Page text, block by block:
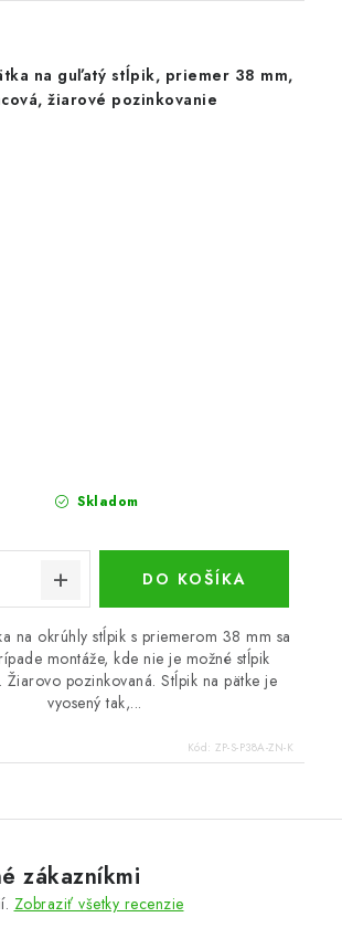
na guľatý stĺpik, priemer 38 mm,
žiarové pozinkovanie
Skladom
DO KOŠÍKA
na okrúhly stĺpik s priemerom 38 mm sa
montáže, kde nie je možné stĺpik
Žiarovo pozinkovaná. Stĺpik na pätke je
vyosený tak,...
Kód: ZP-S-P38A-ZN-K
zákazníkmi
Zobraziť všetky recenzie